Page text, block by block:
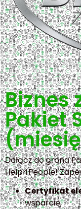
Biznes
Pakiet
Dołącz do grona
Help4People!
Certyfikat
wsparcie,